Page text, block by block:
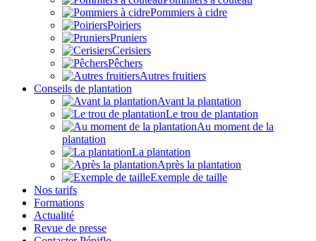
Pommiers à cidre
Poiriers
Pruniers
Cerisiers
Pêchers
Autres fruitiers
Conseils de plantation
Avant la plantation
Le trou de plantation
Au moment de la
plantation
La plantation
Après la plantation
Exemple de taille
Nos tarifs
Formations
Actualité
Revue de presse